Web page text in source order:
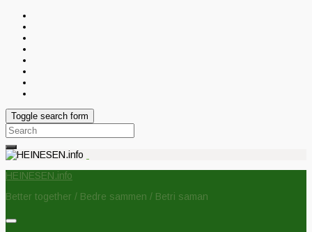
Toggle search form
Search
for:
HEINESEN.info
Better together / Bedre sammen / Betri saman